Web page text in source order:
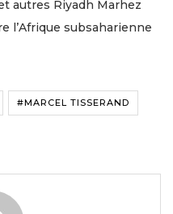
autres Riyadh Marhez
l’Afrique subsaharienne
#MARCEL TISSERAND